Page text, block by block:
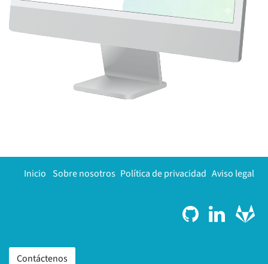
Inicio Sobre nosotros Política de privacidad Aviso legal
Contáctenos